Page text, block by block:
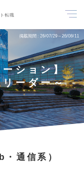
転職
掲載期間 26/07/29～26/08/11
ション】
ーダー～
通信系）